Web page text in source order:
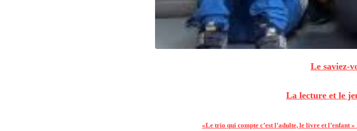
Le saviez-
La lecture et le
«Le trio qui compte c’est l’adulte, le livre et l’enfant